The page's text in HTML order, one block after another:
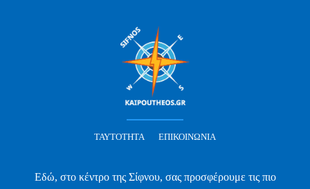
ΤΑΥΤΌΤΗΤΑ ΕΠΙΚΟΙΝΩΝΊΑ
Εδώ, στο κέντρο της Σίφνου, σας προσφέρουμε τις πιο